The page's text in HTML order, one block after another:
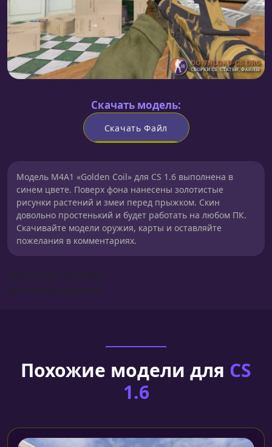
Скачать модель:
Скачать Файл
Модель M4A1 «Golden Coil» для CS 1.6 выполнена в
синем цвете. Поверх фона нанесены золотистые
рисунки растений и змеи перед прыжком. Скин
довольно простенький и будет работать на любом ПК.
Скачивайте модели оружия, карты и оставляйте
пожелания в комментариях.
Похожие модели для CS
1.6